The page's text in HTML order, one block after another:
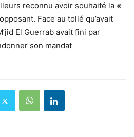
reconnu avoir souhaité la «
Face au tollé qu’avait
El Guerrab avait fini par
son mandat